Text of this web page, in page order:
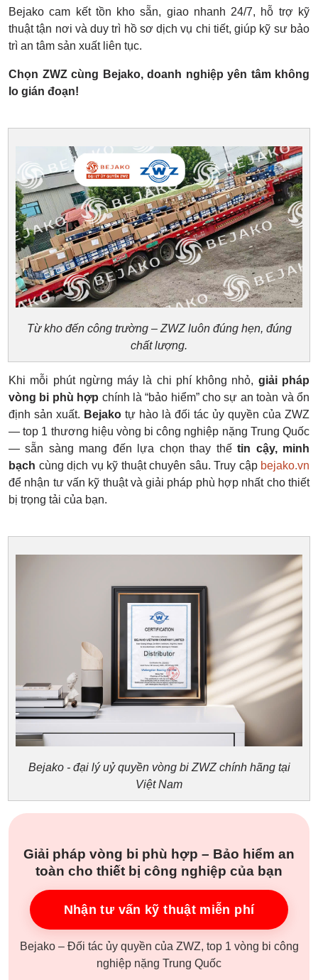
Bejako cam kết tồn kho sẵn, giao nhanh 24/7, hỗ trợ kỹ
thuật tận nơi và duy trì hồ sơ dịch vụ chi tiết, giúp kỹ sư bảo
trì an tâm sản xuất liên tục.
Chọn ZWZ cùng Bejako, doanh nghiệp yên tâm không
lo gián đoạn!
Từ kho đến công trường – ZWZ luôn đúng hẹn, đúng
chất lượng.
Khi mỗi phút ngừng máy là chi phí không nhỏ, giải pháp
vòng bi phù hợp chính là “bảo hiểm” cho sự an toàn và ổn
định sản xuất. Bejako tự hào là đối tác ủy quyền của ZWZ
— top 1 thương hiệu vòng bi công nghiệp nặng Trung Quốc
— sẵn sàng mang đến lựa chọn thay thếtin cậy, minh
bạch cùng dịch vụ kỹ thuật chuyên sâu. Truy cập bejako.vn
để nhận tư vấn kỹ thuật và giải pháp phù hợp nhất cho thiết
bị trọng tải của bạn.
Bejako - đại lý uỷ quyền vòng bi ZWZ chính hãng tại
Việt Nam
Giải pháp vòng bi phù hợp – Bảo hiểm an
toàn cho thiết bị công nghiệp của bạn
Nhận tư vấn kỹ thuật miễn phí
Bejako – Đối tác ủy quyền của ZWZ, top 1 vòng bi công
nghiệp nặng Trung Quốc